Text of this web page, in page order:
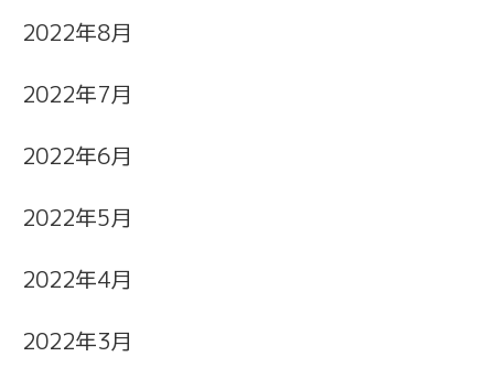
2022年8月
2022年7月
2022年6月
2022年5月
2022年4月
2022年3月